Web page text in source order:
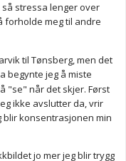
så stressa lenger over
forholde meg til andre
til Tønsberg, men det
begynte jeg å miste
"se" når det skjer. Først
ikke avslutter da, vrir
blir konsentrasjonen min
jo mer jeg blir trygg